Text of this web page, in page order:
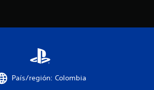
n
País/región: Colombia